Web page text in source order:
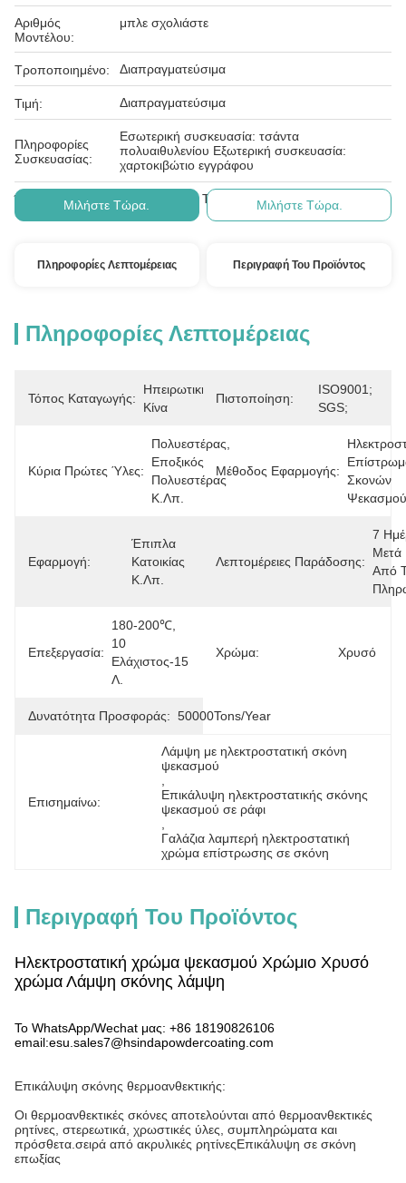
Αριθμός
Μοντέλου:
μπλε σχολιάστε
Τροποποιημένο: Διαπραγματεύσιμα
Τιμή: Διαπραγματεύσιμα
Πληροφορίες
Συσκευασίας:
Εσωτερική συσκευασία: τσάντα
πολυαιθυλενίου Εξωτερική συσκευασία:
χαρτοκιβώτιο εγγράφου
Όροι Πληρωμής: Ε/Ε, Δ/Α, Δ/Π, Τ/Τ, Western Union
Μιλήστε Τώρα. Μιλήστε Τώρα.
Πληροφορίες Λεπτομέρειας Περιγραφή Του Προϊόντος
Πληροφορίες Λεπτομέρειας
Τόπος Καταγωγής:
Ηπειρωτική
Κίνα
Πιστοποίηση:
ISO9001;
SGS;
Κύρια Πρώτες Ύλες:
Πολυεστέρας,
Εποξικός
Πολυεστέρας
Κ.λπ.
Μέθοδος Εφαρμογής:
Σκονών
Ψεκασμού
Εφαρμογή:
Έπιπλα
Κατοικίας
Κ.λπ.
Λεπτομέρειες Παράδοσης:
7
Μετά
Από
Επεξεργασία:
180-200℃,
10
Ελάχιστος-15
Λ.
Χρώμα: Χρυσό
Δυνατότητα Προσφοράς: 50000Tons/Year
Επισημαίνω:
Λάμψη με ηλεκτροστατική σκόνη
ψεκασμού
Επικάλυψη ηλεκτροστατικής σκόνης
ψεκασμού σε ράφι
Γαλάζια λαμπερή ηλεκτροστατική
χρώμα επίστρωσης σε σκόνη
Περιγραφή Του Προϊόντος
Ηλεκτροστατική χρώμα ψεκασμού Χρώμιο Χρυσό
χρώμα Λάμψη σκόνης λάμψη
Το WhatsApp/Wechat μας: +86 18190826106
email:esu.sales7@hsindapowdercoating.com
Επικάλυψη σκόνης θερμοανθεκτικής:
Οι θερμοανθεκτικές σκόνες αποτελούνται από θερμοανθεκτικές
ρητίνες, στερεωτικά, χρωστικές ύλες, συμπληρώματα και
πρόσθετα.σειρά από ακρυλικές ρητίνεςΕπικάλυψη σε σκόνη
επωξίας